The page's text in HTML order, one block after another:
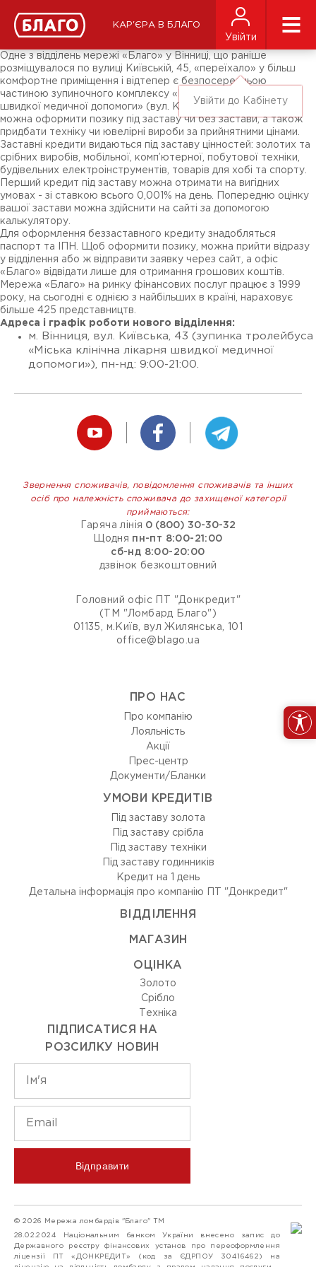
КАР'ЄРА В БЛАГО
Увійти
Увійти до Кабінету
ЗМІ про нас
Підписники соц-мереж
Ярмарки
Одне з відділень мережі «Благо» у Вінниці, що раніше
розміщувалося по вулиці Київській, 45, «переїхало» у більш
комфортне приміщення і відтепер є безпосередньою
частиною зупиночного комплексу «Міська клінічна лікарня
швидкої медичної допомоги» (вул. Київська, 43). У відділенні
можна оформити позику під заставу чи без застави, а також
придбати техніку чи ювелірні вироби за прийнятними цінами.
Заставні кредити видаються під заставу цінностей: золотих та
срібних виробів, мобільної, комп’ютерної, побутової техніки,
будівельних електроінструментів, товарів для хобі та спорту.
Перший кредит під заставу можна отримати на вигідних
умовах - зі ставкою всього 0,001% на день. Попередню оцінку
вашої застави можна здійснити на сайті за допомогою
калькулятору.
Для оформлення беззаставного кредиту знадобляться
паспорт та ІПН. Щоб оформити позику, можна прийти відразу
у відділення або ж відправити заявку через сайт, а офіс
«Благо» відвідати лише для отримання грошових коштів.
Мережа «Благо» на ринку фінансових послуг працює з 1999
року, на сьогодні є однією з найбільших в країні, нараховує
більше 425 представництв.
Адреса і графік роботи нового відділення:
м. Вінниця, вул. Київська, 43 (зупинка тролейбуса
«Міська клінічна лікарня швидкої медичної
допомоги»), пн-нд: 9:00-21:00.
Звернення споживачів, повідомлення споживачів та інших
осіб про належність споживача до захищеної категорії
приймаються:
Гаряча лінія 0 (800) 30-30-32
Щодня пн-пт 8:00-21:00
сб-нд 8:00-20:00
дзвінок безкоштовний
Головний офіс ПТ "Донкредит"
(ТМ "Ломбард Благо")
01135, м.Київ, вул Жилянська, 101
office@blago.ua
ПРО НАС
Про компанію
Лояльність
Акції
Прес-центр
Документи/Бланки
УМОВИ КРЕДИТІВ
Під заставу золота
Під заставу срібла
Під заставу техніки
Під заставу годинників
Кредит на 1 день
Детальна інформація про компанію ПТ "Донкредит"
ВIДДIЛЕННЯ
МАГАЗИН
ОЦIНКА
Золото
Срiбло
Технiка
ПІДПИСАТИСЯ НА
РОЗСИЛКУ НОВИН
Відправити
© 2026 Мережа ломбардів "Благо" ТМ
28.02.2024 Національним банком України внесено запис до
Державного реєстру фінансових установ про переоформлення
ліцензії ПТ «ДОНКРЕДИТ» (код за ЄДРПОУ 30416462) на